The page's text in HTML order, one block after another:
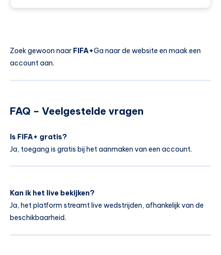
Zoek gewoon naar FIFA+Ga naar de website en maak een
account aan.
FAQ – Veelgestelde vragen
Is FIFA+ gratis?
Ja, toegang is gratis bij het aanmaken van een account.
Kan ik het live bekijken?
Ja, het platform streamt live wedstrijden, afhankelijk van de
beschikbaarheid.